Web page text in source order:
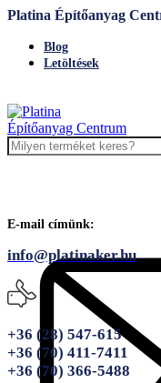
Platina Építőanyag
Blog
Letöltések
E-mail címünk:
info@platinaker.hu
+36 (28) 547-615
+36 (70) 411-7411
+36 (70) 366-5488